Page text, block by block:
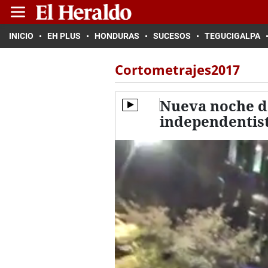
INICIO EH PLUS HONDURAS SUCESOS TEGUCIGALPA
Cortometrajes2017
Nueva noche